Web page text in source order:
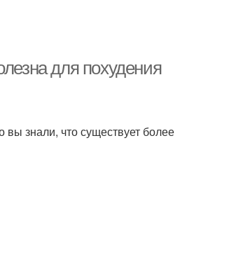
для похудения
знали, что существует более